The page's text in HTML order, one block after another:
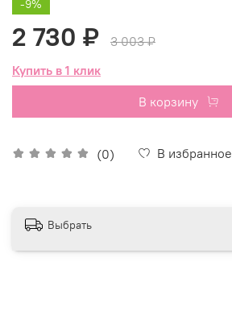
(0) В избранное
-9%
2 730 ₽
3 003 ₽
Купить в 1 клик
В корзину
Выбрать